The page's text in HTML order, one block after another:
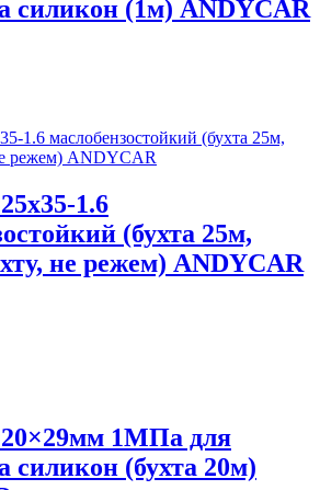
силикон (1м) ANDYCAR
1.6
(бухта 25м,
не режем) ANDYCAR
1МПа для
силикон (бухта 20м)